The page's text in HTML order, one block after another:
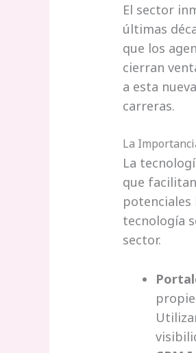
El sector
últimas
que los
cierran
a esta
carreras.
La
La
que
tecnología
sector.